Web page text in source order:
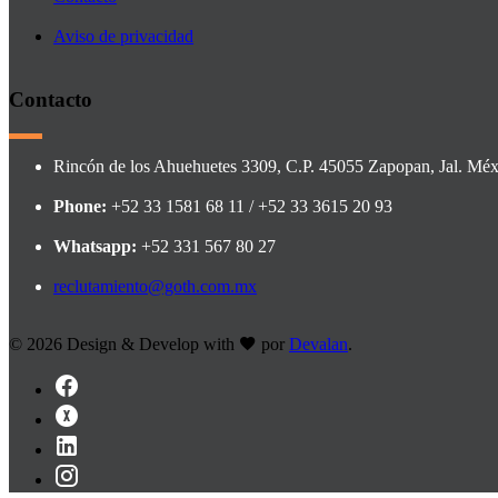
Aviso de privacidad
Contacto
Rincón de los Ahuehuetes 3309, C.P. 45055 Zapopan, Jal.
Phone: +52 33 1581 68 11 / +52 33 3615 20 93
Whatsapp: +52 331 567 80 27
reclutamiento@goth.com.mx
© 2026 Design & Develop with por Devalan.